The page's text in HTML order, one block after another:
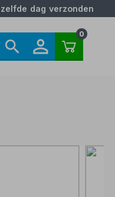
dag verzonden
0